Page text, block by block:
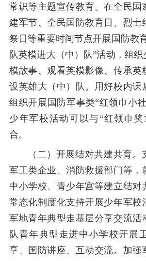
常识等主题宣传教育。在全民国
建军节、全民国防教育日、烈士
祭日等重要时间节点开展国防教
队英模进大（中）队”活动，组
模故事、观看英模影像、传承英
设英雄大（中）队。用好校内课
组织开展国防军事类“红领巾小
少年军校活动可以与“红领巾
合。
（二）开展结对共建共育。
军工类企业、消防救援部门等，
中小学校、青少年宫等建立结对
常态化制度化支持开展少年军校
军地青年典型走基层分享交流活
队青年典型走进中小学校开展
享、国防讲座、互动交流。加强